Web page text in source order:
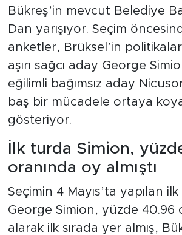
Bükreş’in mevcut Belediye
Dan yarışıyor. Seçim
anketler, Brüksel’in
aşırı sağcı aday George
eğilimli bağımsız aday
baş bir mücadele ortaya
gösteriyor.
İlk turda Simion,
oranında oy almıştı
Seçimin 4 Mayıs’ta yapılan
George Simion, yüzde 40.96
alarak ilk sırada yer almış,